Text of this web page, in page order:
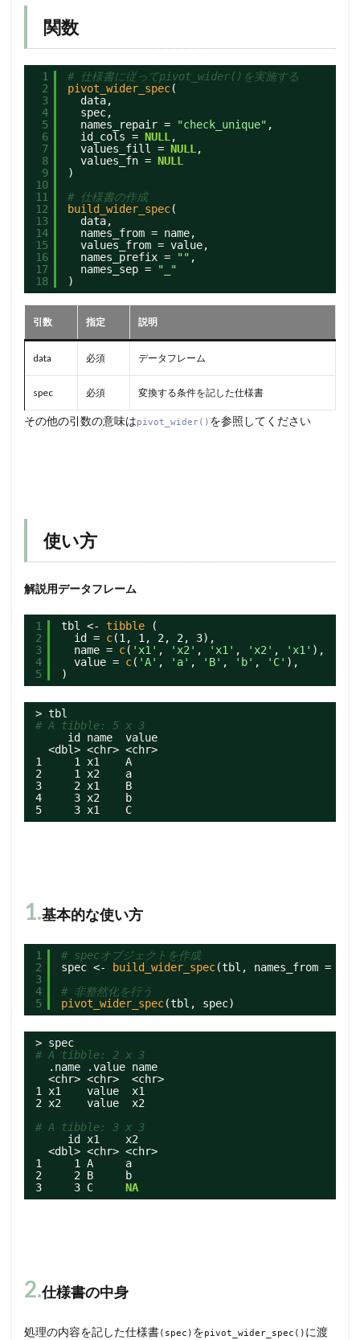
関数
1
2
3
4
5
6
7
8
9
10
11
12
13
14
15
16
17
18
# 仕様書に従ってpivot_wider()を実施する
pivot_wider_spec(
data,
spec,
names_repair =
"check_unique" ,
id_cols = NULL ,
values_fill = NULL ,
values_fn = NULL
)
# 仕様書の作成
build_wider_spec(
data,
names_from = name,
values_from = value,
names_prefix =
"" ,
names_sep =
"_"
)
引数 指定 説明
data 必須 データフレーム
spec 必須 変換する条件を記した仕様書
その他の引数の意味はpivot_wider() を参照してください
使い方
解説用データフレーム
1
2
3
4
5
tbl <- tibble
(
id = c(1, 1, 2, 2, 3),
name = c( 'x1' , 'x2' , 'x1' , 'x2' , 'x1' ),
value = c( 'A' , 'a' , 'B' , 'b' , 'C' ),
)
> tbl
# A tibble: 5 x 3
id name  value
<dbl> <chr> <chr>
1     1 x1    A
2     1 x2    a
3     2 x1    B
4     3 x2    b
5     3 x1    C
1.基本的な使い方
1
2
3
4
5
# specオブジェクトを作成
spec <-
build_wider_spec(tbl, names_from =
# 非整然化を行う
pivot_wider_spec(tbl, spec)
> spec
# A tibble: 2 x 3
.name .value name
<chr> <chr>  <chr>
1 x1    value  x1
2 x2    value  x2
# A tibble: 3 x 3
id x1    x2
<dbl> <chr> <chr>
1     1 A     a
2     2 B     b
3     3 C NA
2.仕様書の中身
処理の内容を記した仕様書(spec) をpivot_wider_spec() に渡